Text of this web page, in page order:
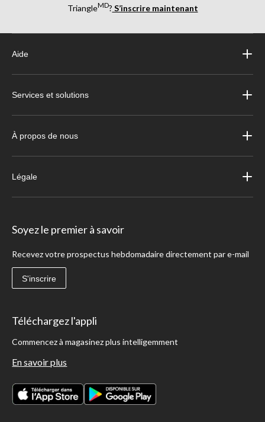
TriangleMD? S’inscrire maintenant
Aide
Services et solutions
À propos de nous
Légale
Soyez le premier à savoir
Recevez votre prospectus hebdomadaire directement par e-mail
S'inscrire
Téléchargez l'appli
Commencez à magasinez plus intelligemment
En savoir plus